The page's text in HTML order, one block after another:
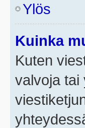
Ylös
Kuinka
Kuten
valvoja tai